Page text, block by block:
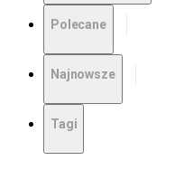
Polecane
Najnowsze
Tagi